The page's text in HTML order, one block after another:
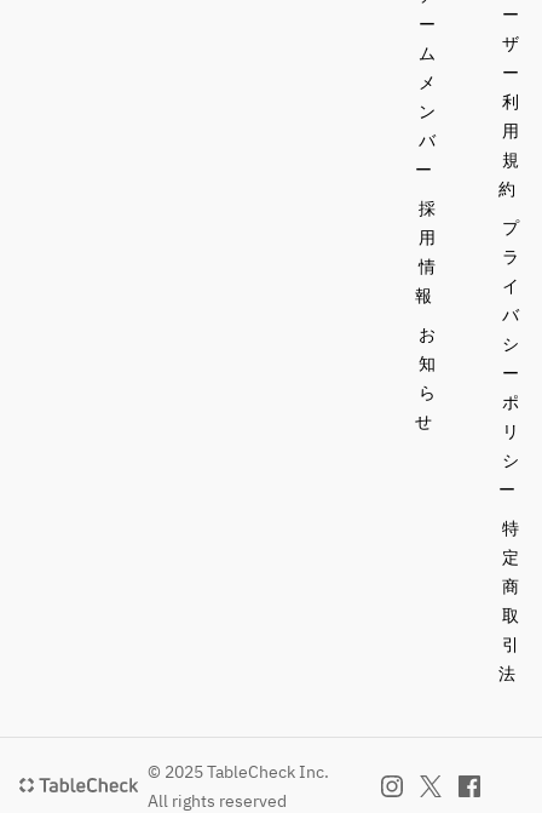
ー
ム
メ
ン
バ
ー
採
用
情
報
お
知
ら
せ
ー
ザ
ー
利
用
規
約
プ
ラ
イ
バ
シ
ー
ポ
リ
シ
ー
特
定
商
取
引
法
© 2025 TableCheck Inc.
All rights reserved